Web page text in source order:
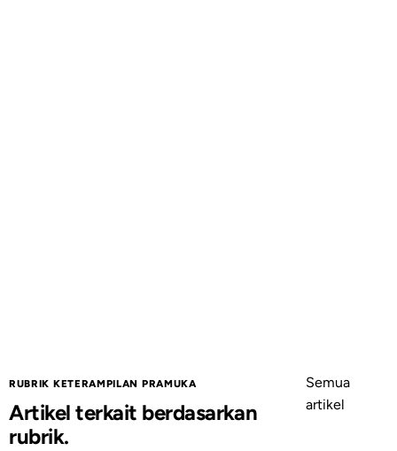
RUBRIK KETERAMPILAN PRAMUKA
Artikel terkait berdasarkan
rubrik.
Semua
artikel